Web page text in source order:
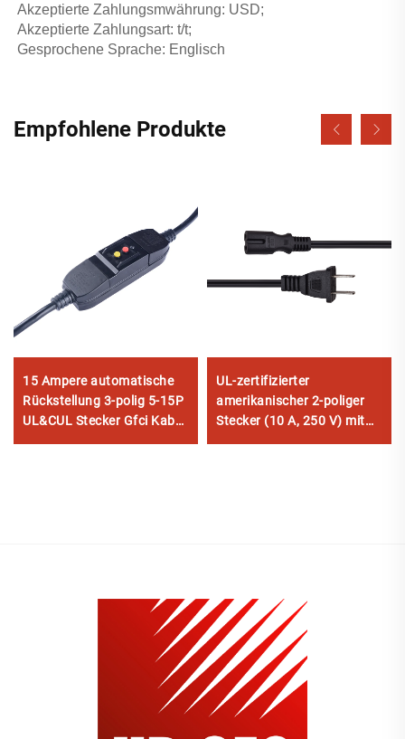
Akzeptierte Zahlungsmwährung: USD;
Akzeptierte Zahlungsart: t/t;
Gesprochene Sprache: Englisch
Empfohlene Produkte
15 Ampere automatische
Rückstellung 3-polig 5-15P
UL&CUL Stecker Gfci Kabel
UL-zertifizierter
amerikanischer 2-poliger
Stecker (10 A, 250 V) mit